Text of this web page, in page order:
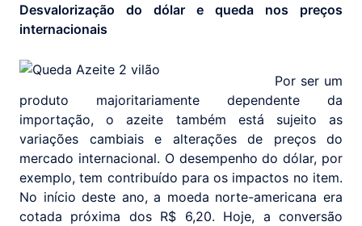
Desvalorização do dólar e queda nos preços
internacionais
Por ser um
produto majoritariamente dependente da
importação, o azeite também está sujeito as
variações cambiais e alterações de preços do
mercado internacional. O desempenho do dólar, por
exemplo, tem contribuído para os impactos no item.
No início deste ano, a moeda norte-americana era
cotada próxima dos R$ 6,20. Hoje, a conversão